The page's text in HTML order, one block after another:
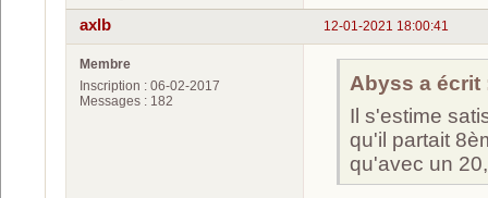
12-01-2021 18:00:41
axlb
Membre
Inscription : 06-02-2017
Messages : 182
Abyss a écrit
Il s'estime
qu'il partait
qu'avec un